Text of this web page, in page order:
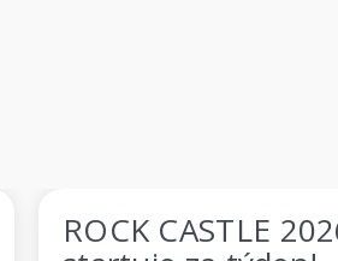
CASTLE 2026